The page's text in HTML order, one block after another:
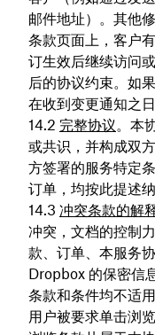
邮件地址）。其他
条款页面上，客户
订生效后继续访问
后的协议约束。如
在收到变更通知之
完整协议。本
或共识，并构成双
方签署的服务特定
订单，均按此提述纳
冲突条款的解
冲突，文档的控制
款、订单、本服务
Dropbox 的保密信
条款和条件均不适
用户被要求单击浏